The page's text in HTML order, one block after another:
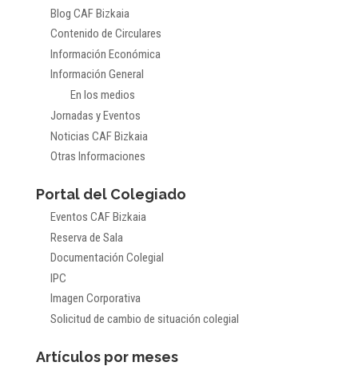
Blog CAF Bizkaia
Contenido de Circulares
Información Económica
Información General
En los medios
Jornadas y Eventos
Noticias CAF Bizkaia
Otras Informaciones
Portal del Colegiado
Eventos CAF Bizkaia
Reserva de Sala
Documentación Colegial
IPC
Imagen Corporativa
Solicitud de cambio de situación colegial
Artículos por meses